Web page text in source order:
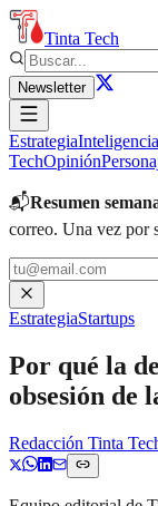
Tinta Tech
Newsletter
Estrategia
TechOpinión
📬Resumen
correo. Una vez por
EstrategiaStartups
Por qué la
obsesión
Redacción Tinta